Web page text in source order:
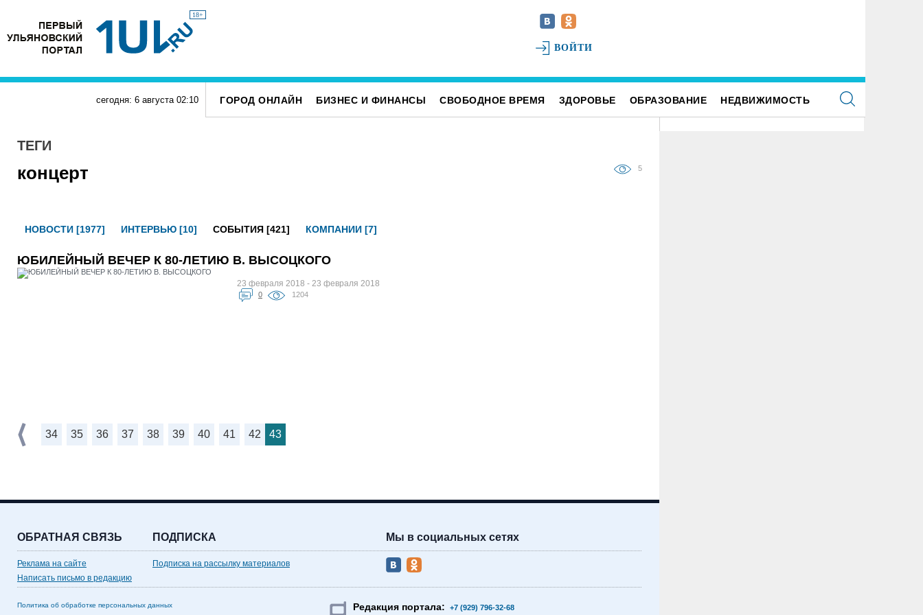
18+
ВОЙТИ
сегодня: 6 августа 02:10 ГОРОД ОНЛАЙН БИЗНЕС И ФИНАНСЫ СВОБОДНОЕ ВРЕМЯ ЗДОРОВЬЕ ОБРАЗОВАНИЕ НЕДВИЖИМОСТЬ
ТЕГИ
концерт 5
НОВОСТИ [1977] ИНТЕРВЬЮ [10] СОБЫТИЯ [421] КОМПАНИИ [7]
ЮБИЛЕЙНЫЙ ВЕЧЕР К 80-ЛЕТИЮ В. ВЫСОЦКОГО
23 февраля 2018 - 23 февраля 2018
0 1204
34 35 36 37 38 39 40 41 42 43
ОБРАТНАЯ СВЯЗЬ
Реклама на сайте
Написать письмо в редакцию
ПОДПИСКА
Подписка на рассылку материалов
Мы в социальных сетях
Политика об обработке персональных данных Редакция портала: +7 (929) 796-32-68